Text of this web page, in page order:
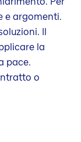
e argomenti.
Il
la
pace.
o